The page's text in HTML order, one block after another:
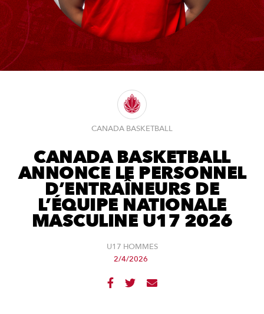
CANADA BASKETBALL
CANADA BASKETBALL
ANNONCE LE PERSONNEL
D’ENTRAÎNEURS DE
L’ÉQUIPE NATIONALE
MASCULINE U17 2026
U17 HOMMES
2/4/2026
  